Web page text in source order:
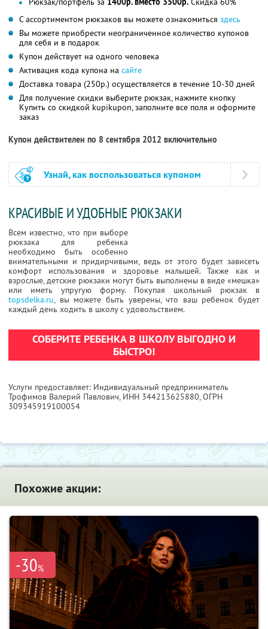
С ассортиментом рюкзаков вы можете ознакомиться здесь
Вы можете приобрести неограниченное количество купонов
для себя и в подарок
Купон действует на одного человека
Активация кода купона на сайте
Доставка товара (250р.) осуществляется в течение 10-30 дней
Для получение скидки выберите рюкзак, нажмите кнопку
Купить со скидкой kupikupon, заполните все поля и оформите
заказ
Купон действителен по 8 сентября 2012 включительно
Узнай, как воспользоваться купоном
КРАСИВЫЕ И УДОБНЫЕ РЮКЗАКИ
Всем известно, что при выборе
рюкзака для ребенка
необходимо быть особенно
внимательными и придирчивыми, ведь от этого будет зависеть
комфорт использования и здоровье малышей. Также как и
взрослые, детские рюкзаки могут быть выполнены в виде «мешка»
или иметь упругую форму. Покупая школьный рюкзак в
topsdelka.ru, вы можете быть уверены, что ваш ребенок будет
каждый день ходить в школу с удовольствием.
СОБЕРИТЕ РЕБЕНКА В ШКОЛУ ВЫГОДНО И
БЫСТРО!
Услуги предоставляет: Индивидуальный предприниматель
Трофимов Валерий Павлович, ИНН 344213625880, ОГРН
309345919100054
Похожие акции:
-30%